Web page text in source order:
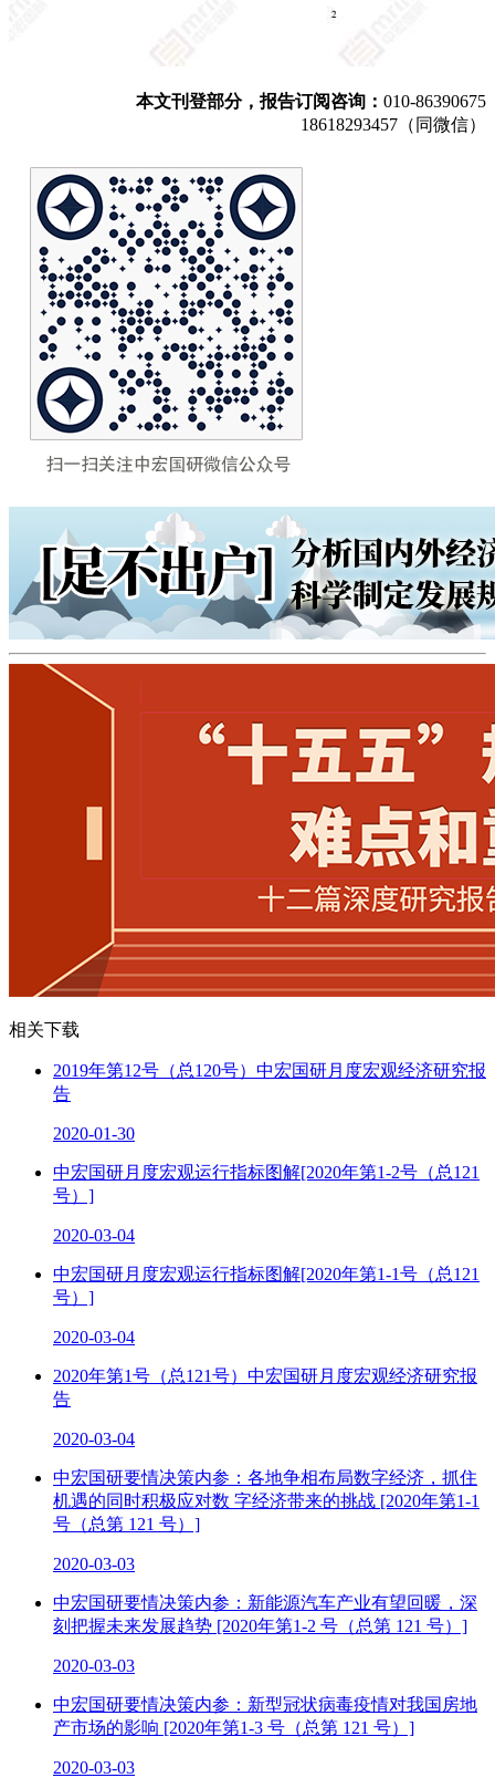
本文刊登部分，报告订阅咨询： 010-86390675
18618293457（同微信）
相关下载
2019年第12号（总120号）中宏国研月度宏观经济研究报
告
2020-01-30
中宏国研月度宏观运行指标图解[2020年第1-2号（总121
号）]
2020-03-04
中宏国研月度宏观运行指标图解[2020年第1-1号（总121
号）]
2020-03-04
2020年第1号（总121号）中宏国研月度宏观经济研究报
告
2020-03-04
中宏国研要情决策内参：各地争相布局数字经济，抓住
机遇的同时积极应对数 字经济带来的挑战 [2020年第1-1
号（总第 121 号）]
2020-03-03
中宏国研要情决策内参：新能源汽车产业有望回暖，深
刻把握未来发展趋势 [2020年第1-2 号（总第 121 号）]
2020-03-03
中宏国研要情决策内参：新型冠状病毒疫情对我国房地
产市场的影响 [2020年第1-3 号（总第 121 号）]
2020-03-03